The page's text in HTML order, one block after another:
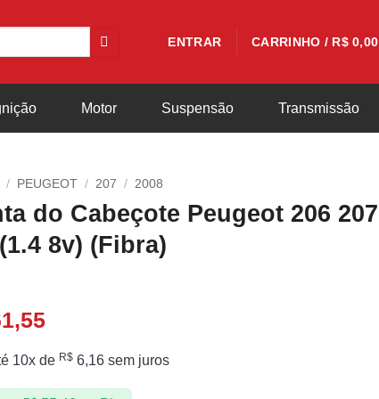
ENTRAR CARRINHO / R$0,00
Motor Suspensão Transmissão
/ PEUGEOT / 207 / 2008
do Cabeçote Peugeot 206 207
8v) (Fibra)
10x de R$ 6,16 sem juros